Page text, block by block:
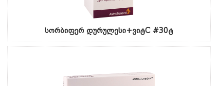
სორბიფერ დურულესი+ვიტC #30ტ